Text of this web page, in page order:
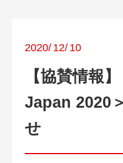
2020/ 12/ 10
【協賛情報
Japan 2020
せ